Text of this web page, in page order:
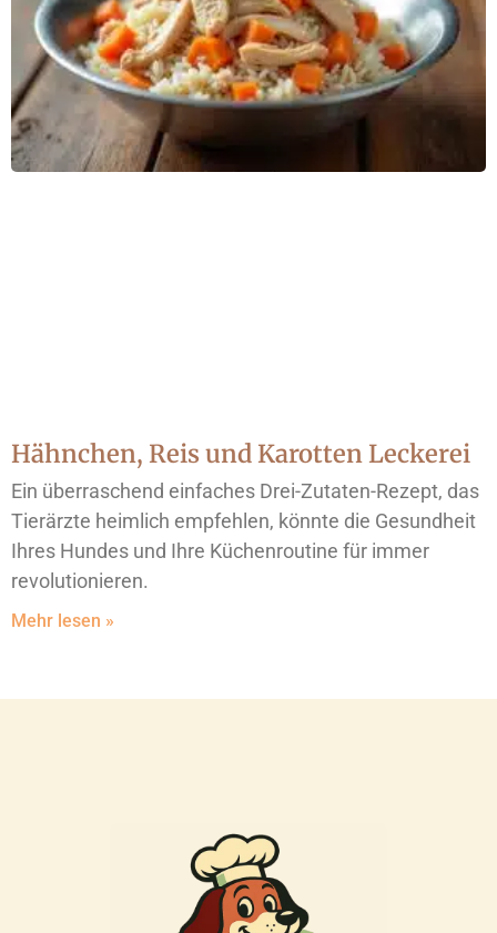
Hähnchen, Reis und Karotten Leckerei
Ein überraschend einfaches Drei-Zutaten-Rezept, das
Tierärzte heimlich empfehlen, könnte die Gesundheit
Ihres Hundes und Ihre Küchenroutine für immer
revolutionieren.
Mehr lesen »